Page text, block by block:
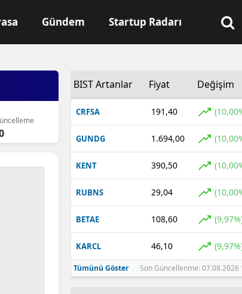
Gündem Startup Radarı
BIST Artanlar Fiyat Değişim
CRFSA 191,40
GUNDG 1.694,00
KENT 390,50
RUBNS 29,04
BETAE 108,60
KARCL 46,10
Tümünü Göster Son Güncellenme: 07.08.2026